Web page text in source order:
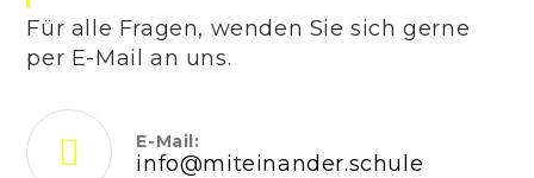
Für alle Fragen, wenden Sie sich gerne
per E-Mail an uns.
E-Mail:
info@miteinander.schule